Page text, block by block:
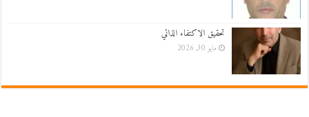
تحقيق الاكتفاء الذاتي
مايو 30, 2026